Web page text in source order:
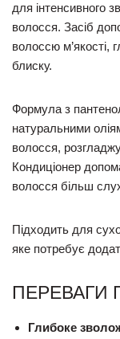
для інтенсивного
волосся. Засіб
волоссю м’якості,
блиску.
Формула з
натуральними
волосся,
Кондиціонер
волосся більш
Підходить для
яке потребує
ПЕРЕВАГИ
Глибоке